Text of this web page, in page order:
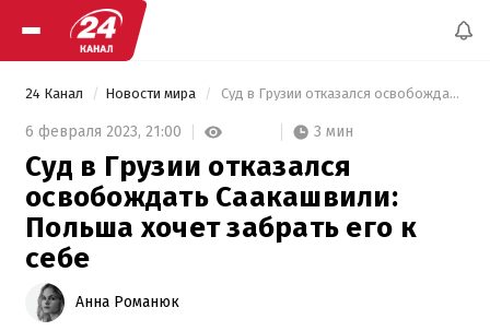
24 Канал Новости мира Суд в Грузии отказался освобождать Саакашвили: Польша хочет забрать его к себе
6 февраля 2023, 21:00 3 мин
Суд в Грузии отказался
освобождать Саакашвили:
Польша хочет забрать его к
себе
Анна Романюк